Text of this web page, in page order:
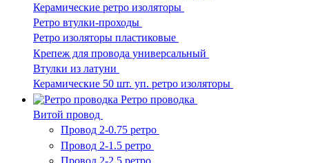
Керамические ретро изоляторы
Ретро втулки-проходы
Ретро изоляторы пластиковые
Крепеж для провода универсальный
Втулки из латуни
Керамические 50 шт. уп. ретро изоляторы
Ретро проводка
Витой провод
Провод 2-0.75 ретро
Провод 2-1.5 ретро
Провод 2-2.5 ретро